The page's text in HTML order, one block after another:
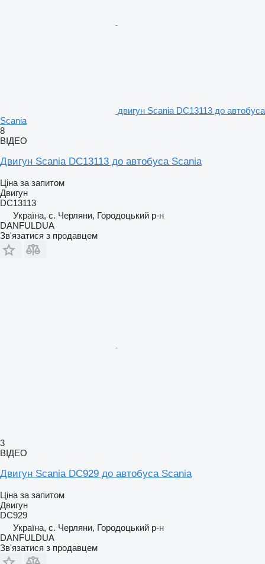
двигун Scania DC13113 до автобуса
Scania
8
ВІДЕО
Двигун Scania DC13113 до автобуса Scania
Ціна за запитом
Двигун
DC13113
Україна, с. Черляни, Городоцький р-н
DANFULDUA
Зв'язатися з продавцем
3
ВІДЕО
Двигун Scania DC929 до автобуса Scania
Ціна за запитом
Двигун
DC929
Україна, с. Черляни, Городоцький р-н
DANFULDUA
Зв'язатися з продавцем